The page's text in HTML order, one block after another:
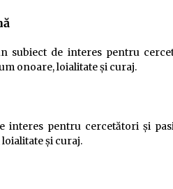
subiect de interes pentru
onoare, loialitate și curaj.
interes pentru cercetători și
și curaj.